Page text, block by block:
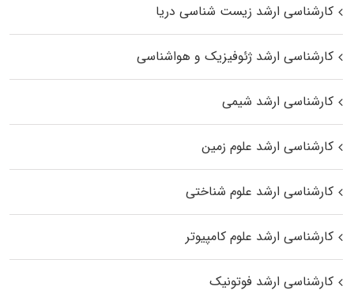
کارشناسی ارشد زیست‌ شناسی دریا
کارشناسی ارشد ژئوفیزیک و هواشناسی
کارشناسی ارشد شیمی
کارشناسی ارشد علوم زمین
کارشناسی ارشد علوم شناختی
کارشناسی ارشد علوم کامپیوتر
کارشناسی ارشد فوتونیک